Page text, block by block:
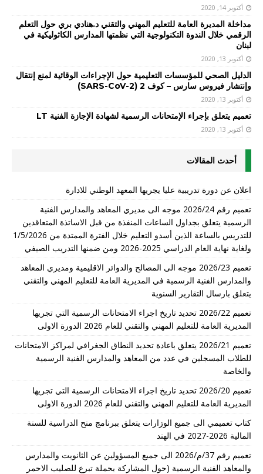
أكتوبر 14, 2020
مداخلة المديرة العامة للتعليم المهني والتقني د.هنادي بري حول التعلم
الرقمي خلال الندوة التكنولوجية التي نظمتها المدارس الكاثوليكية في
لبنان
أكتوبر 13, 2020
الدليل الصحي للمؤسسات التعليمية حول الإجراءات الوقائية لمنع إنتقال
وإنتشار فيروس سارس – كوف 2 (SARS-CoV-2)
أكتوبر 13, 2020
تعميم يتعلق بإجراء الإمتحانات الرسمية لشهادة الإجازة الفنية LT
أكتوبر 13, 2020
أحدث المقالات
اعلان عن دورة تدريبية عليا يجريها المعهد الوطني للادارة
تعميم رقم 2026/24 موجه الى مديري المعاهد والمدارس الفنية
الرسمية يتعلق بجداول الساعات المنفذة من قبل الاساتذة المتعاقدين
للتدريس بالساعة الذين أسدو التعليم خلال الفترة الممتدة من 1/5/2026
ولغاية نهاية العام الدراسي 2025-2026 ومن ضمنها التدريب الصيفي
تعميم 2026/23 موجه الى المصالح والدوائر الاقليمية ومديري المعاهد
والمدارس الفنية الرسمية في المديرية العامة للتعليم المهني والتقني
يتعلق بارسال التقارير السنوية
تعميم 2026/22 تحديد تاريخ اجراء الامتحانات الرسمية التي تجريها
المديرية العامة للتعليم المهني والتقني للعام 2026 الدورة الاولى
تعميم 2026/21 يتعلق باعادة تحديد النطاق الجغرافي لمراكز الامتحانات
للطلاب المسجلين في عدد من المعاهد والمدارس الفنية الرسمية
والخاصة
تعميم 2026/20 تحديد تاريخ اجراء الامتحانات الرسمية التي تجريها
المديرية العامة للتعليم المهني والتقني للعام 2026 الدورة الاولى
كتاب تعميمي الى جميع الوزارات يتعلق ببرنامج منح الدراسية للسنة
المالية 2026-2027 في الهند
تعميم رقم 37/م/2026 الى جميع المسؤولين عن الثانويت والمدارس
والمعاهد الفنية الرسمية (حول المشاركة بحملة تبرع للصليب الاحمر